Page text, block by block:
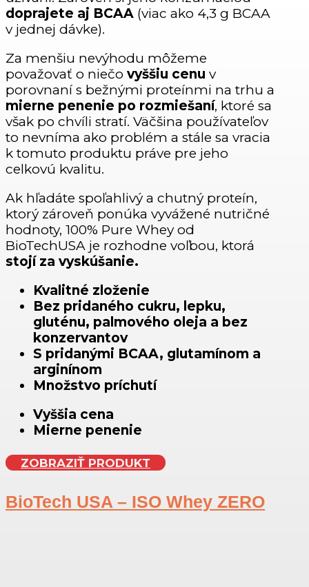
doprajete aj BCAA (viac ako 4,3 g BCAA
v jednej dávke).
Za menšiu nevýhodu môžeme
považovať o niečo vyššiu cenu v
porovnaní s bežnými proteínmi na trhu a
mierne penenie po rozmiešaní, ktoré sa
však po chvíli stratí. Väčšina používateľov
to nevníma ako problém a stále sa vracia
k tomuto produktu práve pre jeho
celkovú kvalitu.
Ak hľadáte spoľahlivý a chutný proteín,
ktorý zároveň ponúka vyvážené nutričné
hodnoty, 100% Pure Whey od
BioTechUSA je rozhodne voľbou, ktorá
stojí za vyskúšanie.
Kvalitné zloženie
Bez pridaného cukru, lepku,
gluténu, palmového oleja a bez
konzervantov
S pridanými BCAA, glutamínom a
arginínom
Množstvo príchutí
Vyššia cena
Mierne penenie
ZOBRAZIŤ PRODUKT
BioTech USA – ISO Whey ZERO